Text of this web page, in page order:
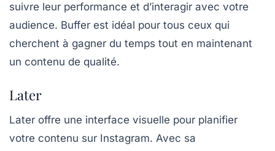
suivre leur performance et d’interagir avec votre
audience. Buffer est idéal pour tous ceux qui
cherchent à gagner du temps tout en maintenant
un contenu de qualité.
Later
Later offre une interface visuelle pour planifier
votre contenu sur Instagram. Avec sa